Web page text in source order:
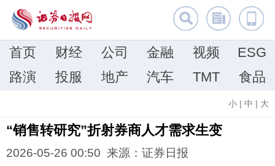
首页 财经 公司 金融 视频
ESG
路演
投服 地产 汽车 TMT 食品
小 | 中 | 大
“销售转研究”折射券商人才需求生变
2026-05-26 00:50 来源：证券日报